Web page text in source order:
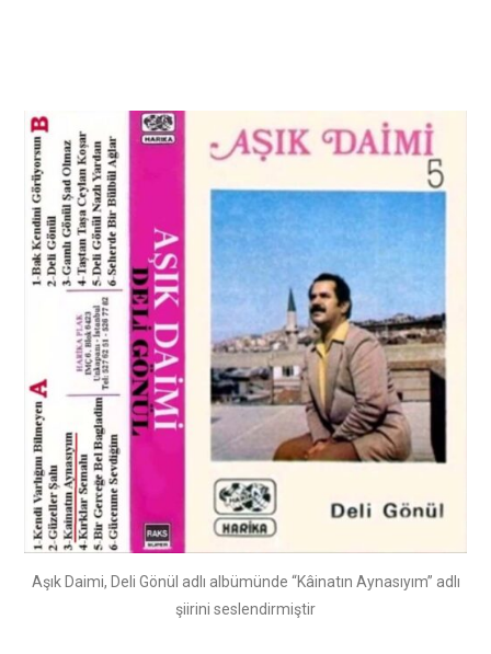
Aşık Daimi, Deli Gönül adlı albümünde “Kâinatın Aynasıyım” adlı
şiirini seslendirmiştir